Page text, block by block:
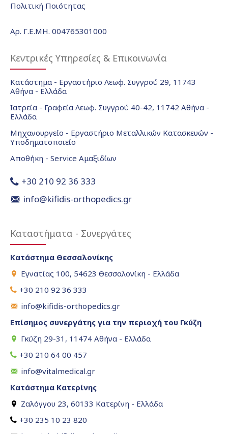
Πολιτική Ποιότητας
Αρ. Γ.Ε.ΜΗ. 004765301000
Κεντρικές Υπηρεσίες & Επικοινωνία
Κατάστημα - Εργαστήριο Λεωφ. Συγγρού 29, 11743
Αθήνα - Ελλάδα
Ιατρεία - Γραφεία Λεωφ. Συγγρού 40-42, 11742 Αθήνα -
Ελλάδα
Μηχανουργείο - Εργαστήριο Μεταλλικών Κατασκευών -
Υποδηματοποιείο
Αποθήκη - Service Αμαξιδίων
+30 210 92 36 333
info@kifidis-orthopedics.gr
Καταστήματα - Συνεργάτες
Κατάστημα Θεσσαλονίκης
Εγνατίας 100, 54623 Θεσσαλονίκη - Ελλάδα
+30 210 92 36 333
info@kifidis-orthopedics.gr
Επίσημος συνεργάτης για την περιοχή του Γκύζη
Γκύζη 29-31, 11474 Αθήνα - Ελλάδα
+30 210 64 00 457
info@vitalmedical.gr
Κατάστημα Κατερίνης
Ζαλόγγου 23, 60133 Κατερίνη - Ελλάδα
+30 235 10 23 820